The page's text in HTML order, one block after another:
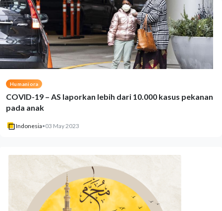
Humaniora
COVID-19 – AS laporkan lebih dari 10.000 kasus pekanan
pada anak
Indonesia•03 May 2023